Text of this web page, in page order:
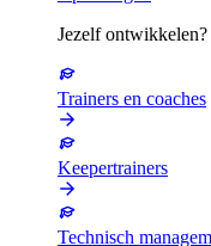
Jezelf ontwikkelen?
Trainers en coaches
Keepertrainers
Technisch